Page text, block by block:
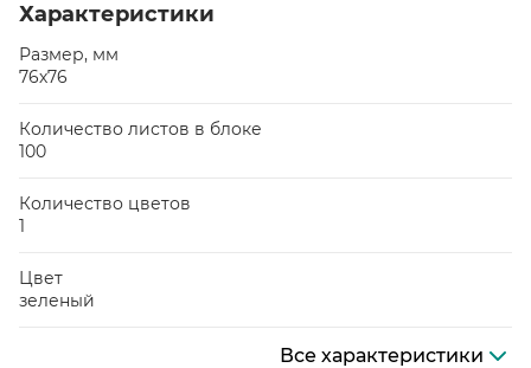
Характеристики
Размер, мм
76х76
Количество листов в блоке
100
Количество цветов
1
Цвет
зеленый
Все характеристики